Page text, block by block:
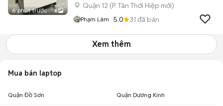
6 phút trước 6
Quận 12 (P. Tân Thới Hiệp mới)
Phạm Lâm 5.0 31 đã bán
Xem thêm
Mua bán laptop
Quận Đồ Sơn Quận Dương Kinh